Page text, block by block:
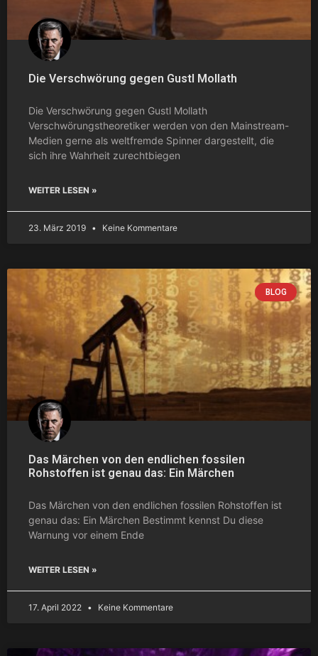
Die Verschwörung gegen Gustl Mollath
Die Verschwörung gegen Gustl Mollath
Verschwörungstheoretiker werden von den Mainstream-
Medien gerne als weltfremde Spinner dargestellt, die
sich ihre Wahrheit zurechtbiegen
WEITER LESEN »
23. März 2019 Keine Kommentare
BLOG
Das Märchen von den endlichen fossilen
Rohstoffen ist genau das: Ein Märchen
Das Märchen von den endlichen fossilen Rohstoffen ist
genau das: Ein Märchen Bestimmt kennst Du diese
Warnung vor einem Ende
WEITER LESEN »
17. April 2022 Keine Kommentare